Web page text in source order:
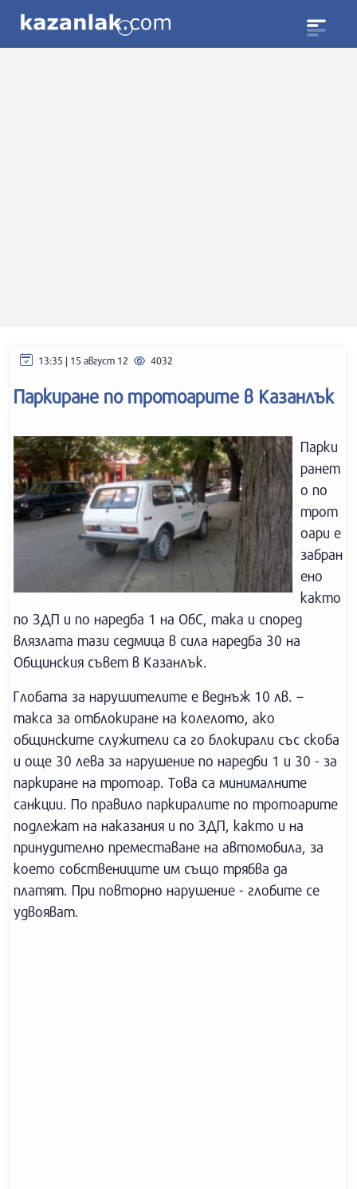
13:35 | 15 август 12 4032
Паркиране по тротоарите в Казанлък
Парки
ранет
о по
трот
оари е
забран
ено
както
по ЗДП и по наредба 1 на ОбС, така и според
влязлата тази седмица в сила наредба 30 на
Общинския съвет в Казанлък.
Глобата за нарушителите е веднъж 10 лв. –
такса за отблокиране на колелото, ако
общинските служители са го блокирали със скоба
и още 30 лева за нарушение по наредби 1 и 30 - за
паркиране на тротоар. Това са минималните
санкции. По правило паркиралите по тротоарите
подлежат на наказания и по ЗДП, както и на
принудително преместаване на автомобила, за
което собствениците им също трябва да
платят. При повторно нарушение - глобите се
удвояват.